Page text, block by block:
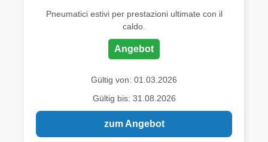
Pneumatici estivi per prestazioni ultimate con il
caldo.
Angebot
Gültig von: 01.03.2026
Gültig bis: 31.08.2026
zum Angebot